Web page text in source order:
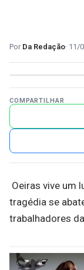
Da Redação 11/
COMPARTILHAR
Oeiras vive um
tragédia se
trabalhadores